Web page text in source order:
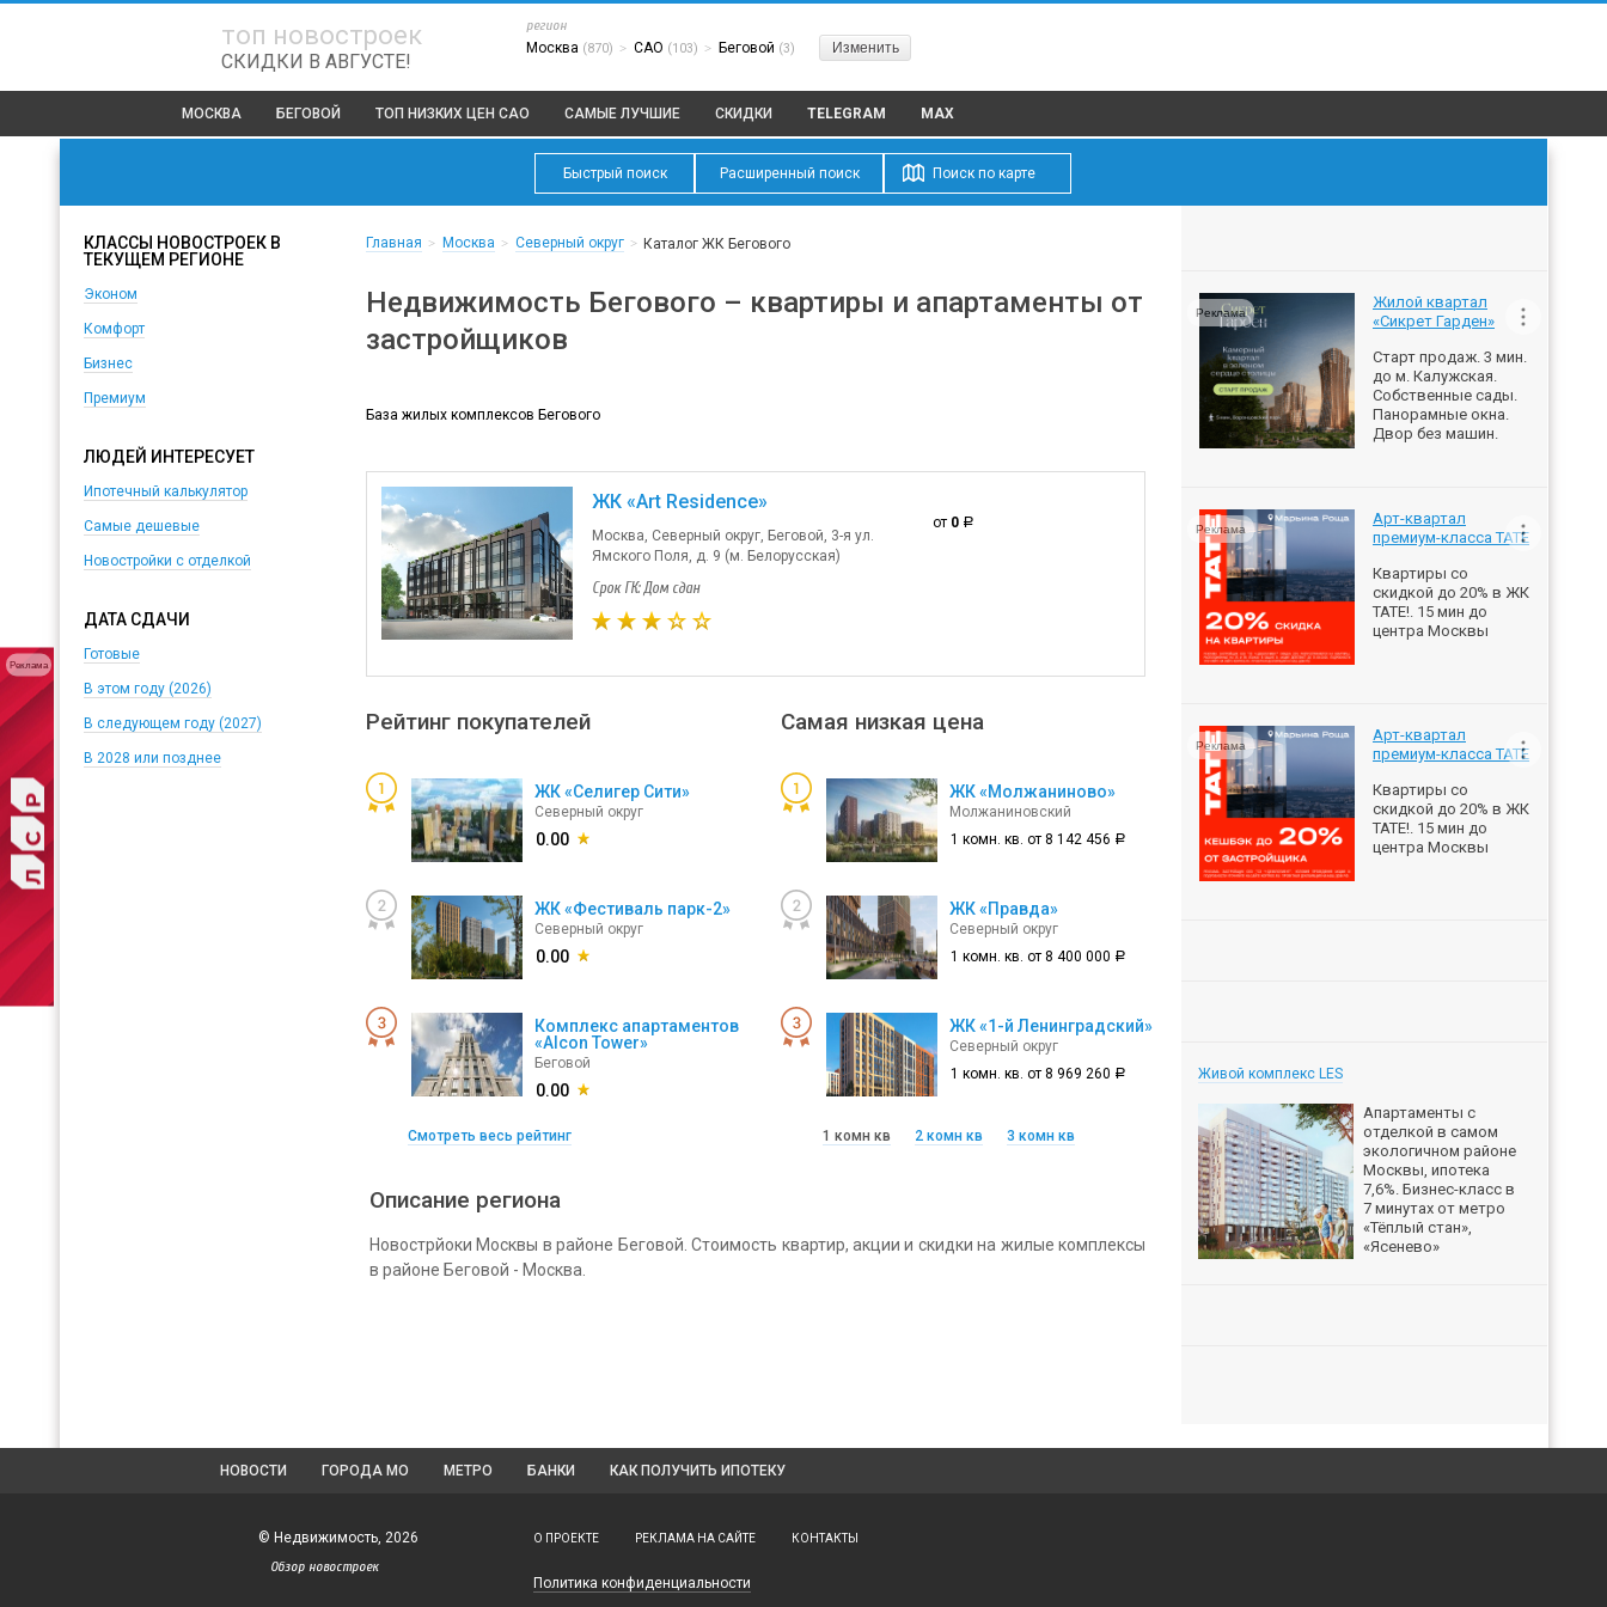
топ новостроек
СКИДКИ В АВГУСТЕ!
регион
Москва (870) > САО (103) > Беговой (3) Изменить
МОСКВА БЕГОВОЙ ТОП НИЗКИХ ЦЕН САО САМЫЕ ЛУЧШИЕ СКИДКИ TELEGRAM MAX
КЛАССЫ НОВОСТРОЕК В
ТЕКУЩЕМ РЕГИОНЕ
Эконом
Комфорт
Бизнес
Премиум
ЛЮДЕЙ ИНТЕРЕСУЕТ
Ипотечный калькулятор
Самые дешевые
Новостройки с отделкой
ДАТА СДАЧИ
Готовые
В этом году (2026)
В следующем году (2027)
В 2028 или позднее
Быстрый поиск Расширенный поиск Поиск по карте
Главная > Москва > Северный округ > Каталог ЖК Бегового
Недвижимость Бегового – квартиры и апартаменты от
застройщиков
База жилых комплексов Бегового
ЖК «Art Residence»
Москва, Северный округ, Беговой, 3-я ул.
Ямского Поля, д. 9 (м. Белорусская)
Срок ГК: Дом сдан
от 0 a
Рейтинг покупателей
ЖК «Селигер Сити»
Северный округ
0.00
ЖК «Фестиваль парк-2»
Северный округ
0.00
Комплекс апартаментов
«Alcon Tower»
Беговой
0.00
Смотреть весь рейтинг
Самая низкая цена
ЖК «Молжаниново»
Молжаниновский
1 комн. кв. от 8 142 456 a
ЖК «Правда»
Северный округ
1 комн. кв. от 8 400 000 a
ЖК «1-й Ленинградский»
Северный округ
1 комн. кв. от 8 969 260 a
1 комн кв 2 комн кв 3 комн кв
Описание региона
Новострйоки Москвы в районе Беговой. Стоимость квартир, акции и скидки на жилые комплексы
в районе Беговой - Москва.
Реклама
Жилой квартал
«Сикрет Гарден»
Старт продаж. 3 мин.
до м. Калужская.
Собственные сады.
Панорамные окна.
Двор без машин.
Реклама
Арт-квартал
премиум-класса ТАТЕ
Квартиры со
скидкой до 20% в ЖК
ТАТЕ!. 15 мин до
центра Москвы
Реклама
Арт-квартал
премиум-класса ТАТЕ
Квартиры со
скидкой до 20% в ЖК
ТАТЕ!. 15 мин до
центра Москвы
Реклама
Живой комплекс LES
Апартаменты с
отделкой в самом
экологичном районе
Москвы, ипотека
7,6%. Бизнес-класс в
7 минутах от метро
«Тёплый стан»,
«Ясенево»
НОВОСТИ ГОРОДА МО МЕТРО БАНКИ КАК ПОЛУЧИТЬ ИПОТЕКУ
© Недвижимость, 2026
Обзор новостроек
О ПРОЕКТЕ РЕКЛАМА НА САЙТЕ КОНТАКТЫ
Политика конфиденциальности